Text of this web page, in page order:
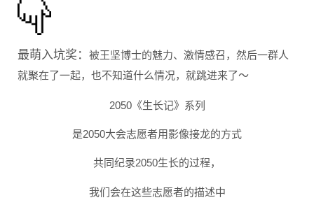
最萌入坑奖 ： 被王坚博士的魅力、激情感召，然后一群人
就聚在了一起，也不知道什么情况，就跳进来了～
2050《生长记》系列
是2050大会志愿者用影像接龙的方式
共同纪录2050生长的过程，
我们会在这些志愿者的描述中